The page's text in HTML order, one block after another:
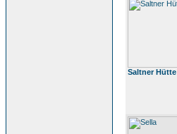
Saltner Hütte